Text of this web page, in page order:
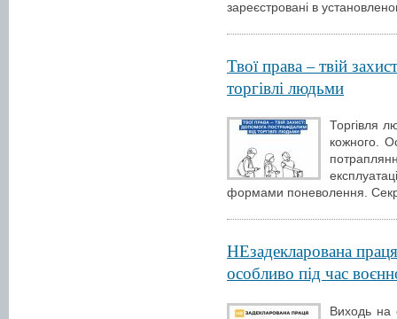
зареєстровані в
Твої права – твій
торгівлі людьми
Торгівля
кожного.
формами поневолення.
НЕзадекларована
особливо під час
Виходь на